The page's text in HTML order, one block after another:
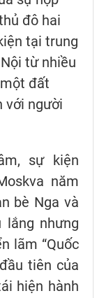
đô hai
tại trung
từ nhiều
đất
với người
sự kiện
năm
bè Nga và
lắng nhưng
lãm “Quốc
tiên của
hiện hành